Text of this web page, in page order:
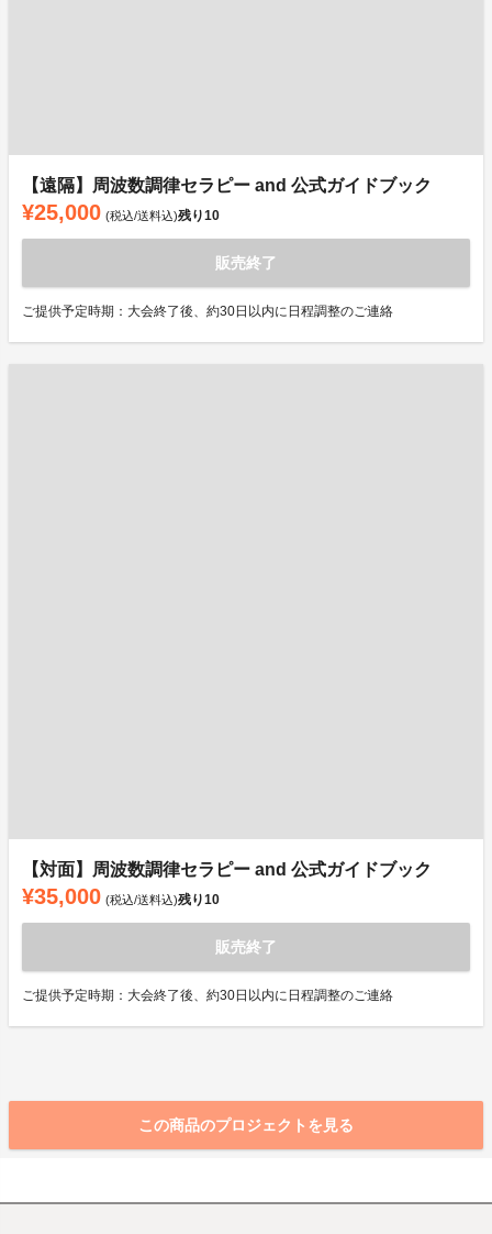
【遠隔】周波数調律セラピー and 公式ガイドブック
¥25,000 (税込/送料込)残り10
販売終了
ご提供予定時期：大会終了後、約30日以内に日程調整のご連絡
【対面】周波数調律セラピー and 公式ガイドブック
¥35,000 (税込/送料込)残り10
販売終了
ご提供予定時期：大会終了後、約30日以内に日程調整のご連絡
この商品のプロジェクトを見る